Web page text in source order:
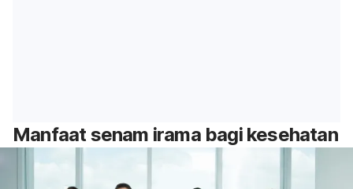
Manfaat senam irama bagi kesehatan